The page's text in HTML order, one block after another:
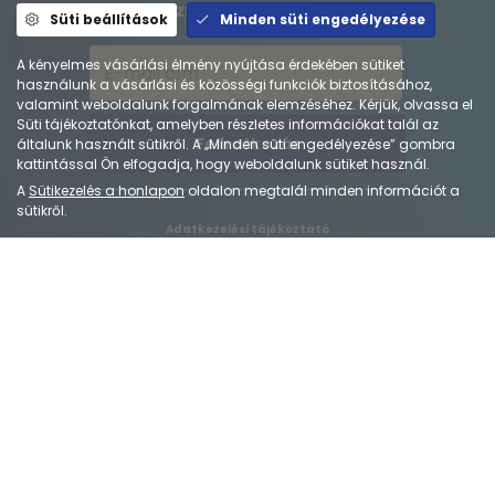
iratkozzon fel hírlevelünkre!
Feliratkozás
Adatkezelési tájékoztató
Süti beállítások Minden süti engedélyezése
A kényelmes vásárlási élmény nyújtása érdekében sütiket
használunk a vásárlási és közösségi funkciók biztosításához,
valamint weboldalunk forgalmának elemzéséhez. Kérjük, olvassa el
Süti tájékoztatónkat, amelyben részletes információkat talál az
általunk használt sütikről. A „Minden süti engedélyezése” gombra
kattintással Ön elfogadja, hogy weboldalunk sütiket használ.
A Sütikezelés a honlaponoldalon megtalál minden információt a
sütikről.